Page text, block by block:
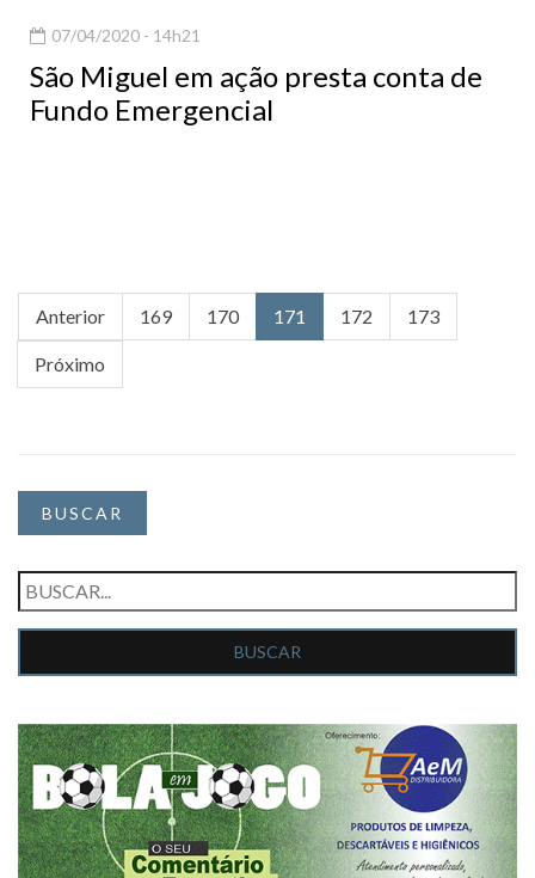
07/04/2020 - 14h21
São Miguel em ação presta conta de
Fundo Emergencial
Anterior 169 170 171 172 173
Próximo
BUSCAR